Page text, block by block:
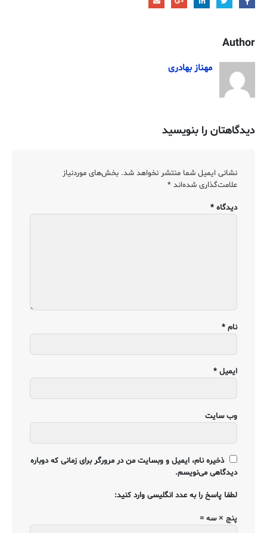
Author
مهناز بهادری
دیدگاهتان را بنویسید
نشانی ایمیل شما منتشر نخواهد شد. بخش‌های موردنیاز
علامت‌گذاری شده‌اند *
دیدگاه *
نام *
ایمیل *
وب‌ سایت
ذخیره نام، ایمیل و وبسایت من در مرورگر برای زمانی که دوباره
دیدگاهی می‌نویسم.
لطفا پاسخ را به عدد انگلیسی وارد کنید:
پنج × سه =